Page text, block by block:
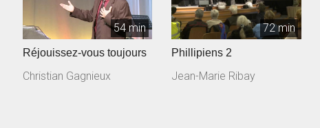
54 min
Réjouissez-vous toujours
Christian Gagnieux
72 min
Phillipiens 2
Jean-Marie Ribay